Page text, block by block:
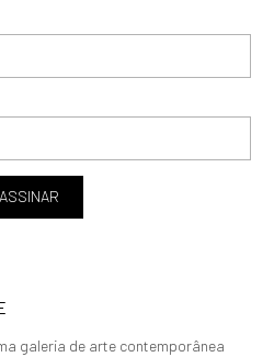
ASSINAR
galeria de arte contemporânea